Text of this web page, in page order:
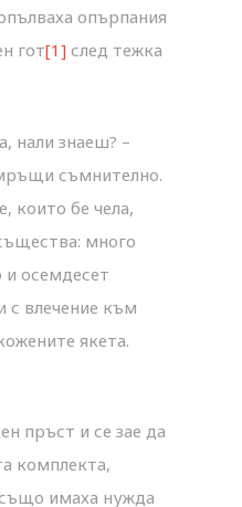
опърпания
гот[1] след тежка
нали знаеш? –
съмнително.
които бе чела,
много
и осемдесет
с влечение към
якета.
пръст и се зае да
комплекта,
имаха нужда